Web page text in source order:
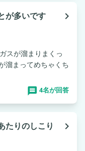
が多いです
navigate_next
溜まってめちゃくち
4名が回答
りのしこり
navigate_next